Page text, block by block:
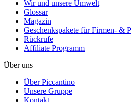
Wir und unsere Umwelt
Glossar
Magazin
Geschenkspakete für Firmen- &
Rückrufe
Affiliate Programm
Über uns
Über Piccantino
Unsere Gruppe
Kontakt